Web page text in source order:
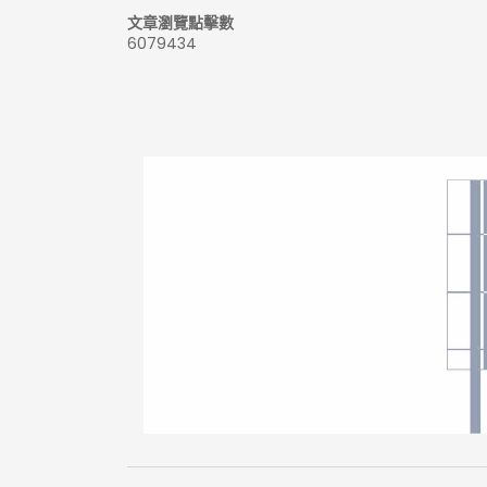
文章瀏覽點擊數
6079434